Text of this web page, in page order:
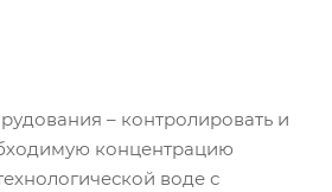
– контролировать и
концентрацию
воде с